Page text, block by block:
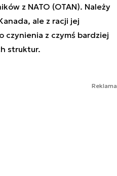
z NATO (OTAN). Należy
ale z racji jej
czynienia z czymś bardziej
struktur.
Reklama